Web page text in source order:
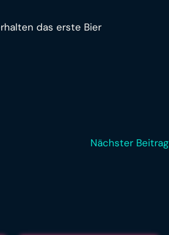
das erste Bier
Nächster Beitrag